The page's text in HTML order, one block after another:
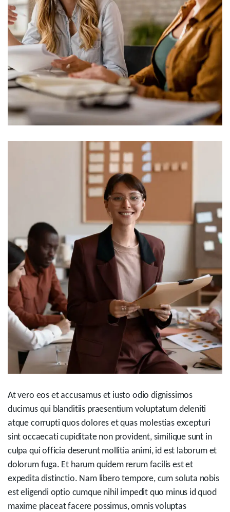
At vero eos et accusamus et iusto odio dignissimos
ducimus qui blanditiis praesentium voluptatum deleniti
atque corrupti quos dolores et quas molestias excepturi
sint occaecati cupiditate non provident, similique sunt in
culpa qui officia deserunt mollitia animi, id est laborum et
dolorum fuga. Et harum quidem rerum facilis est et
expedita distinctio. Nam libero tempore, cum soluta nobis
est eligendi optio cumque nihil impedit quo minus id quod
maxime placeat facere possimus, omnis voluptas